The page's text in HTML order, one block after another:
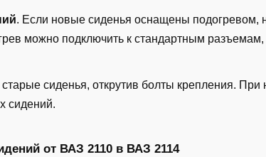
. Если новые сиденья оснащены подогревом,
можно подключить к стандартным разъемам,
сиденья, открутив болты крепления.
сидений.
от ВАЗ 2110 в ВАЗ 2114